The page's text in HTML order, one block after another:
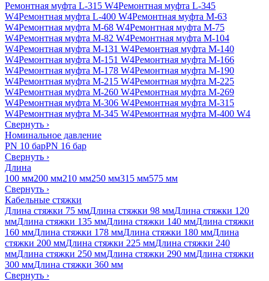
Ремонтная муфта L-315 W4Ремонтная муфта L-345
W4Ремонтная муфта L-400 W4Ремонтная муфта M-63
W4Ремонтная муфта M-68 W4Ремонтная муфта M-75
W4Ремонтная муфта M-82 W4Ремонтная муфта M-104
W4Ремонтная муфта M-131 W4Ремонтная муфта M-140
W4Ремонтная муфта M-151 W4Ремонтная муфта M-166
W4Ремонтная муфта M-178 W4Ремонтная муфта M-190
W4Ремонтная муфта M-215 W4Ремонтная муфта M-225
W4Ремонтная муфта M-260 W4Ремонтная муфта M-269
W4Ремонтная муфта M-306 W4Ремонтная муфта M-315
W4Ремонтная муфта M-345 W4Ремонтная муфта M-400 W4
Свернуть ›
Номинальное давление
PN 10 барPN 16 бар
Свернуть ›
Длина
100 мм200 мм210 мм250 мм315 мм575 мм
Свернуть ›
Кабельные стяжки
Длина стяжки 75 ммДлина стяжки 98 ммДлина стяжки 120
ммДлина стяжки 135 ммДлина стяжки 140 ммДлина стяжки
160 ммДлина стяжки 178 ммДлина стяжки 180 ммДлина
стяжки 200 ммДлина стяжки 225 ммДлина стяжки 240
ммДлина стяжки 250 ммДлина стяжки 290 ммДлина стяжки
300 ммДлина стяжки 360 мм
Свернуть ›